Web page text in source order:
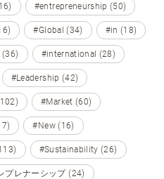
#entrepreneurship (50)
#Global (34) #in (18)
#international (28)
#Leadership (42)
#Market (60)
#New (16)
#Sustainability (26)
プレナーシップ (24)